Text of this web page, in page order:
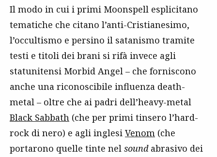
Il modo in cui i primi Moonspell esplicitano
tematiche che citano l’anti-Cristianesimo,
l’occultismo e persino il satanismo tramite
testi e titoli dei brani si rifà invece agli
statunitensi Morbid Angel – che forniscono
anche una riconoscibile influenza death-
metal – oltre che ai padri dell’heavy-metal
Black Sabbath (che per primi tinsero l’hard-
rock di nero) e agli inglesi Venom (che
portarono quelle tinte nel soundabrasivo dei